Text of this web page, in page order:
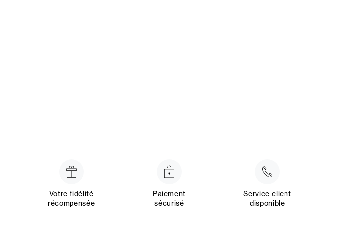
Votre fidélité
récompensée
Paiement
sécurisé
Service client
disponible